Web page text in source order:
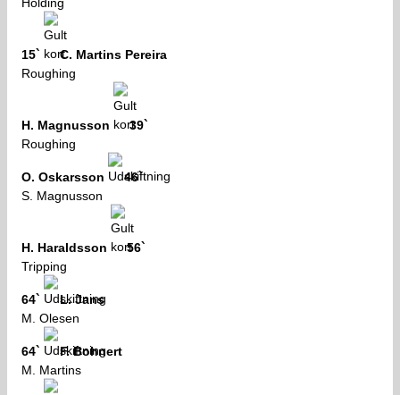
15`
C. Martins Pereira
Roughing
H. Magnusson
39`
Roughing
O. Oskarsson
46`
S. Magnusson
H. Haraldsson
56`
Tripping
64`
L. Jans
M. Olesen
64`
F. Bohnert
M. Martins